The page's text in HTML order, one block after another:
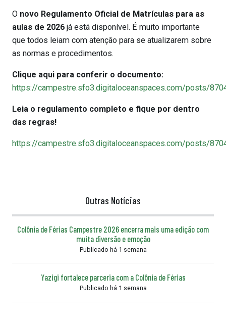
O novo Regulamento Oficial de Matrículas para as
aulas de 2026 já está disponível. É muito importante
que todos leiam com atenção para se atualizarem sobre
as normas e procedimentos.
Clique aqui para conferir o documento:
https://campestre.sfo3.digitaloceanspaces.com/posts/8704/
Leia o regulamento completo e fique por dentro
das regras!
https://campestre.sfo3.digitaloceanspaces.com/posts/8704/
Outras Notícias
Colônia de Férias Campestre 2026 encerra mais uma edição com
muita diversão e emoção
Publicado há 1 semana
Yazigi fortalece parceria com a Colônia de Férias
Publicado há 1 semana